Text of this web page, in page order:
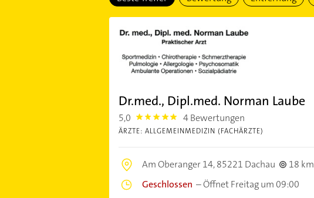
Dr.med., Dipl.med. Norman Laube
5,0 5.0 4 Bewertungen
ÄRZTE: ALLGEMEINMEDIZIN (FACHÄRZTE)
Am Oberanger 14,85221 Dachau
18 km
Geschlossen –Öffnet Freitag um 09:00